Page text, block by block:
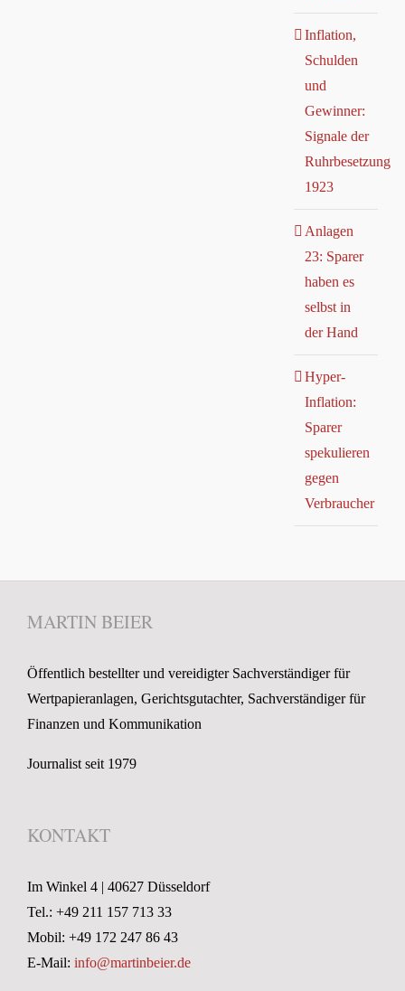
Inflation,
Schulden
und
Gewinner:
Signale der
Ruhrbesetzung
1923
Anlagen
23: Sparer
haben es
selbst in
der Hand
Hyper-
Inflation:
Sparer
spekulieren
gegen
Verbraucher
MARTIN BEIER
Öffentlich bestellter und vereidigter Sachverständiger für
Wertpapieranlagen, Gerichtsgutachter, Sachverständiger für
Finanzen und Kommunikation
Journalist seit 1979
KONTAKT
Im Winkel 4 | 40627 Düsseldorf
Tel.: +49 211 157 713 33
Mobil: +49 172 247 86 43
E-Mail: info@martinbeier.de